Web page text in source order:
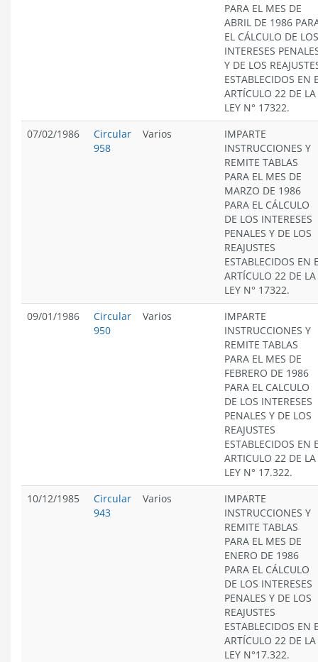
PARA EL MES DE
ABRIL DE 1986
EL CÁLCULO DE LOS
INTERESES
Y DE LOS
ESTABLECIDOS EN
ARTÍCULO 22 DE LA
LEY N° 17322.
07/02/1986
Circular
958
Varios
IMPARTE
INSTRUCCIONES Y
REMITE TABLAS
PARA EL MES DE
MARZO DE 1986
PARA EL CÁLCULO
DE LOS INTERESES
PENALES Y DE LOS
REAJUSTES
ESTABLECIDOS EN
ARTÍCULO 22 DE LA
LEY N° 17322.
09/01/1986
Circular
950
Varios
IMPARTE
INSTRUCCIONES Y
REMITE TABLAS
PARA EL MES DE
FEBRERO DE 1986
PARA EL CALCULO
DE LOS INTERESES
PENALES Y DE LOS
REAJUSTES
ESTABLECIDOS EN
ARTICULO 22 DE LA
LEY N° 17.322.
10/12/1985
Circular
943
Varios
IMPARTE
INSTRUCCIONES Y
REMITE TABLAS
PARA EL MES DE
ENERO DE 1986
PARA EL CÁLCULO
DE LOS INTERESES
PENALES Y DE LOS
REAJUSTES
ESTABLECIDOS EN
ARTÍCULO 22 DE LA
LEY N°17.322.